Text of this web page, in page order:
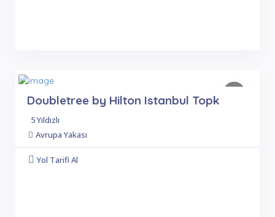
Doubletree by Hilton Istanbul Topk
5 Yıldızlı
Avrupa Yakası
Yol Tarifi Al